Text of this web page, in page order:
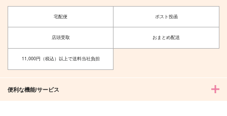
宅配便 ポスト投函
店頭受取 おまとめ配送
11,000円（税込）以上で送料当社負担
便利な機能/サービス